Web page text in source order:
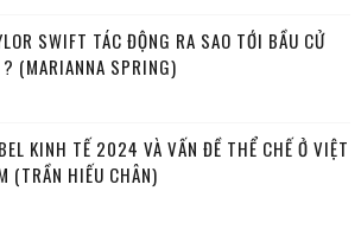
SWIFT TÁC ĐỘNG RA SAO TỚI BẦU CỬ
? (MARIANNA SPRING)
KINH TẾ 2024 VÀ VẤN ĐỀ THỂ CHẾ Ở VIỆT
(TRẦN HIẾU CHÂN)